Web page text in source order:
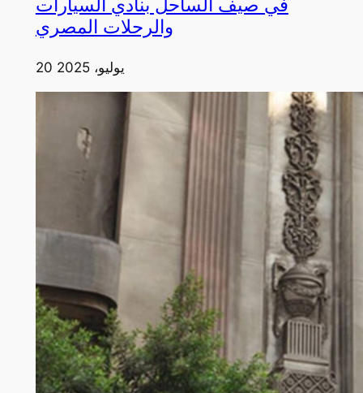
في صيف الساحل بنادي السيارات
والرحلات المصري
20 يوليو، 2025